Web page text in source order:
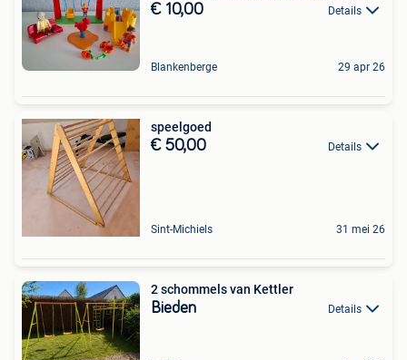
€ 10,00 Details
Blankenberge 29 apr 26
speelgoed
€ 50,00 Details
Sint-Michiels 31 mei 26
2 schommels van Kettler
Bieden Details